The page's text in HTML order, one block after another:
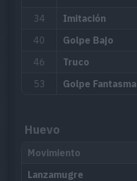
34
Imitación
40
Golpe Bajo
46
Truco
53
Golpe Fantasma
Huevo
Movimiento
Lanzamugre